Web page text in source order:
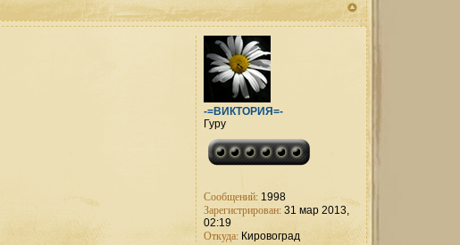
-=ВИКТОРИЯ=-
Гуру
Сообщений: 1998
Зарегистрирован: 31 мар 2013,
02:19
Откуда: Кировоград